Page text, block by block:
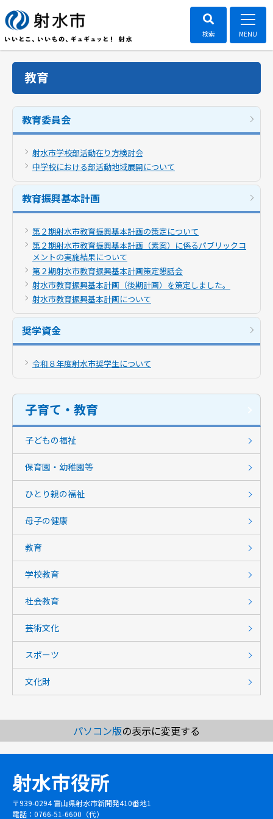
教育
教育委員会
射水市学校部活動在り方検討会
中学校における部活動地域展開について
教育振興基本計画
第２期射水市教育振興基本計画の策定について
第２期射水市教育振興基本計画（素案）に係るパブリックコ
メントの実施結果について
第２期射水市教育振興基本計画策定懇話会
射水市教育振興基本計画（後期計画）を策定しました。
射水市教育振興基本計画について
奨学資金
令和８年度射水市奨学生について
子育て・教育
子どもの福祉
保育園・幼稚園等
ひとり親の福祉
母子の健康
教育
学校教育
社会教育
芸術文化
スポーツ
文化財
パソコン版の表示に変更する
射水市役所
〒939-0294 富山県射水市新開発410番地1
電話：0766-51-6600（代）